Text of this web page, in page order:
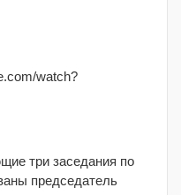
watch?
три заседания по
председатель